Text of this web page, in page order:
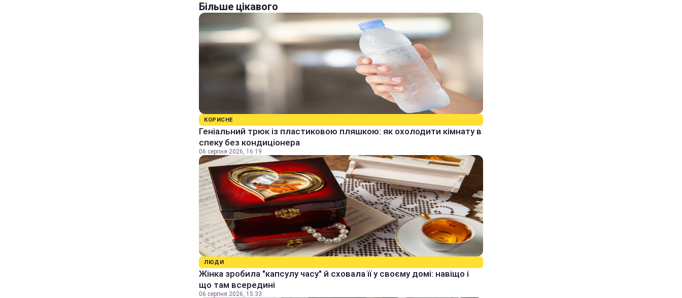
Більше цікавого
КОРИСНЕ
Геніальний трюк із пластиковою пляшкою: як охолодити кімнату в
спеку без кондиціонера
06 серпня 2026, 16:19
ЛЮДИ
Жінка зробила "капсулу часу" й сховала її у своєму домі: навіщо і
що там всередині
06 серпня 2026, 15:33